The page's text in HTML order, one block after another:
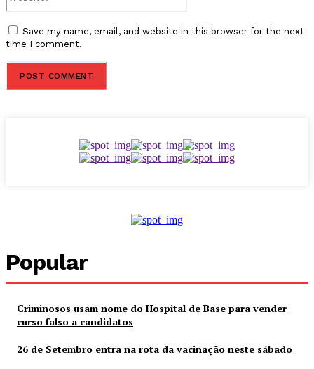
Save my name, email, and website in this browser for the next
time I comment.
Popular
Criminosos usam nome do Hospital de Base para vender
curso falso a candidatos
26 de Setembro entra na rota da vacinação neste sábado